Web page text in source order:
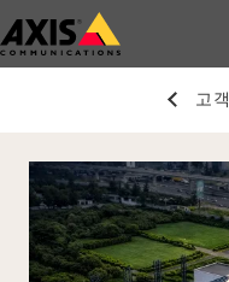
주
요
고